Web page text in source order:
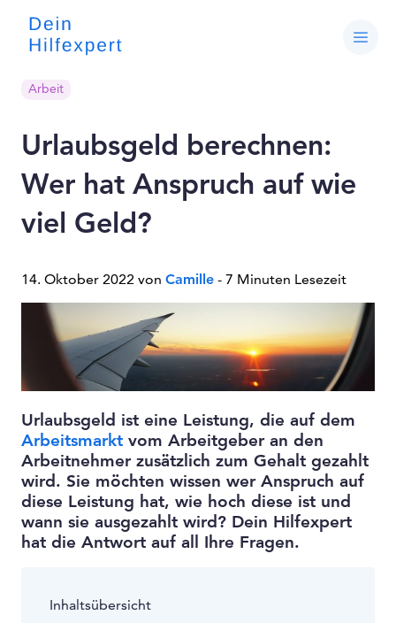
Arbeit
Urlaubsgeld berechnen:
Wer hat Anspruch auf wie
viel Geld?
14. Oktober 2022 von Camille - 7 Minuten Lesezeit
Urlaubsgeld ist eine Leistung, die auf dem
Arbeitsmarkt vom Arbeitgeber an den
Arbeitnehmer zusätzlich zum Gehalt gezahlt
wird. Sie möchten wissen wer Anspruch auf
diese Leistung hat, wie hoch diese ist und
wann sie ausgezahlt wird? Dein Hilfexpert
hat die Antwort auf all Ihre Fragen.
Inhaltsübersicht